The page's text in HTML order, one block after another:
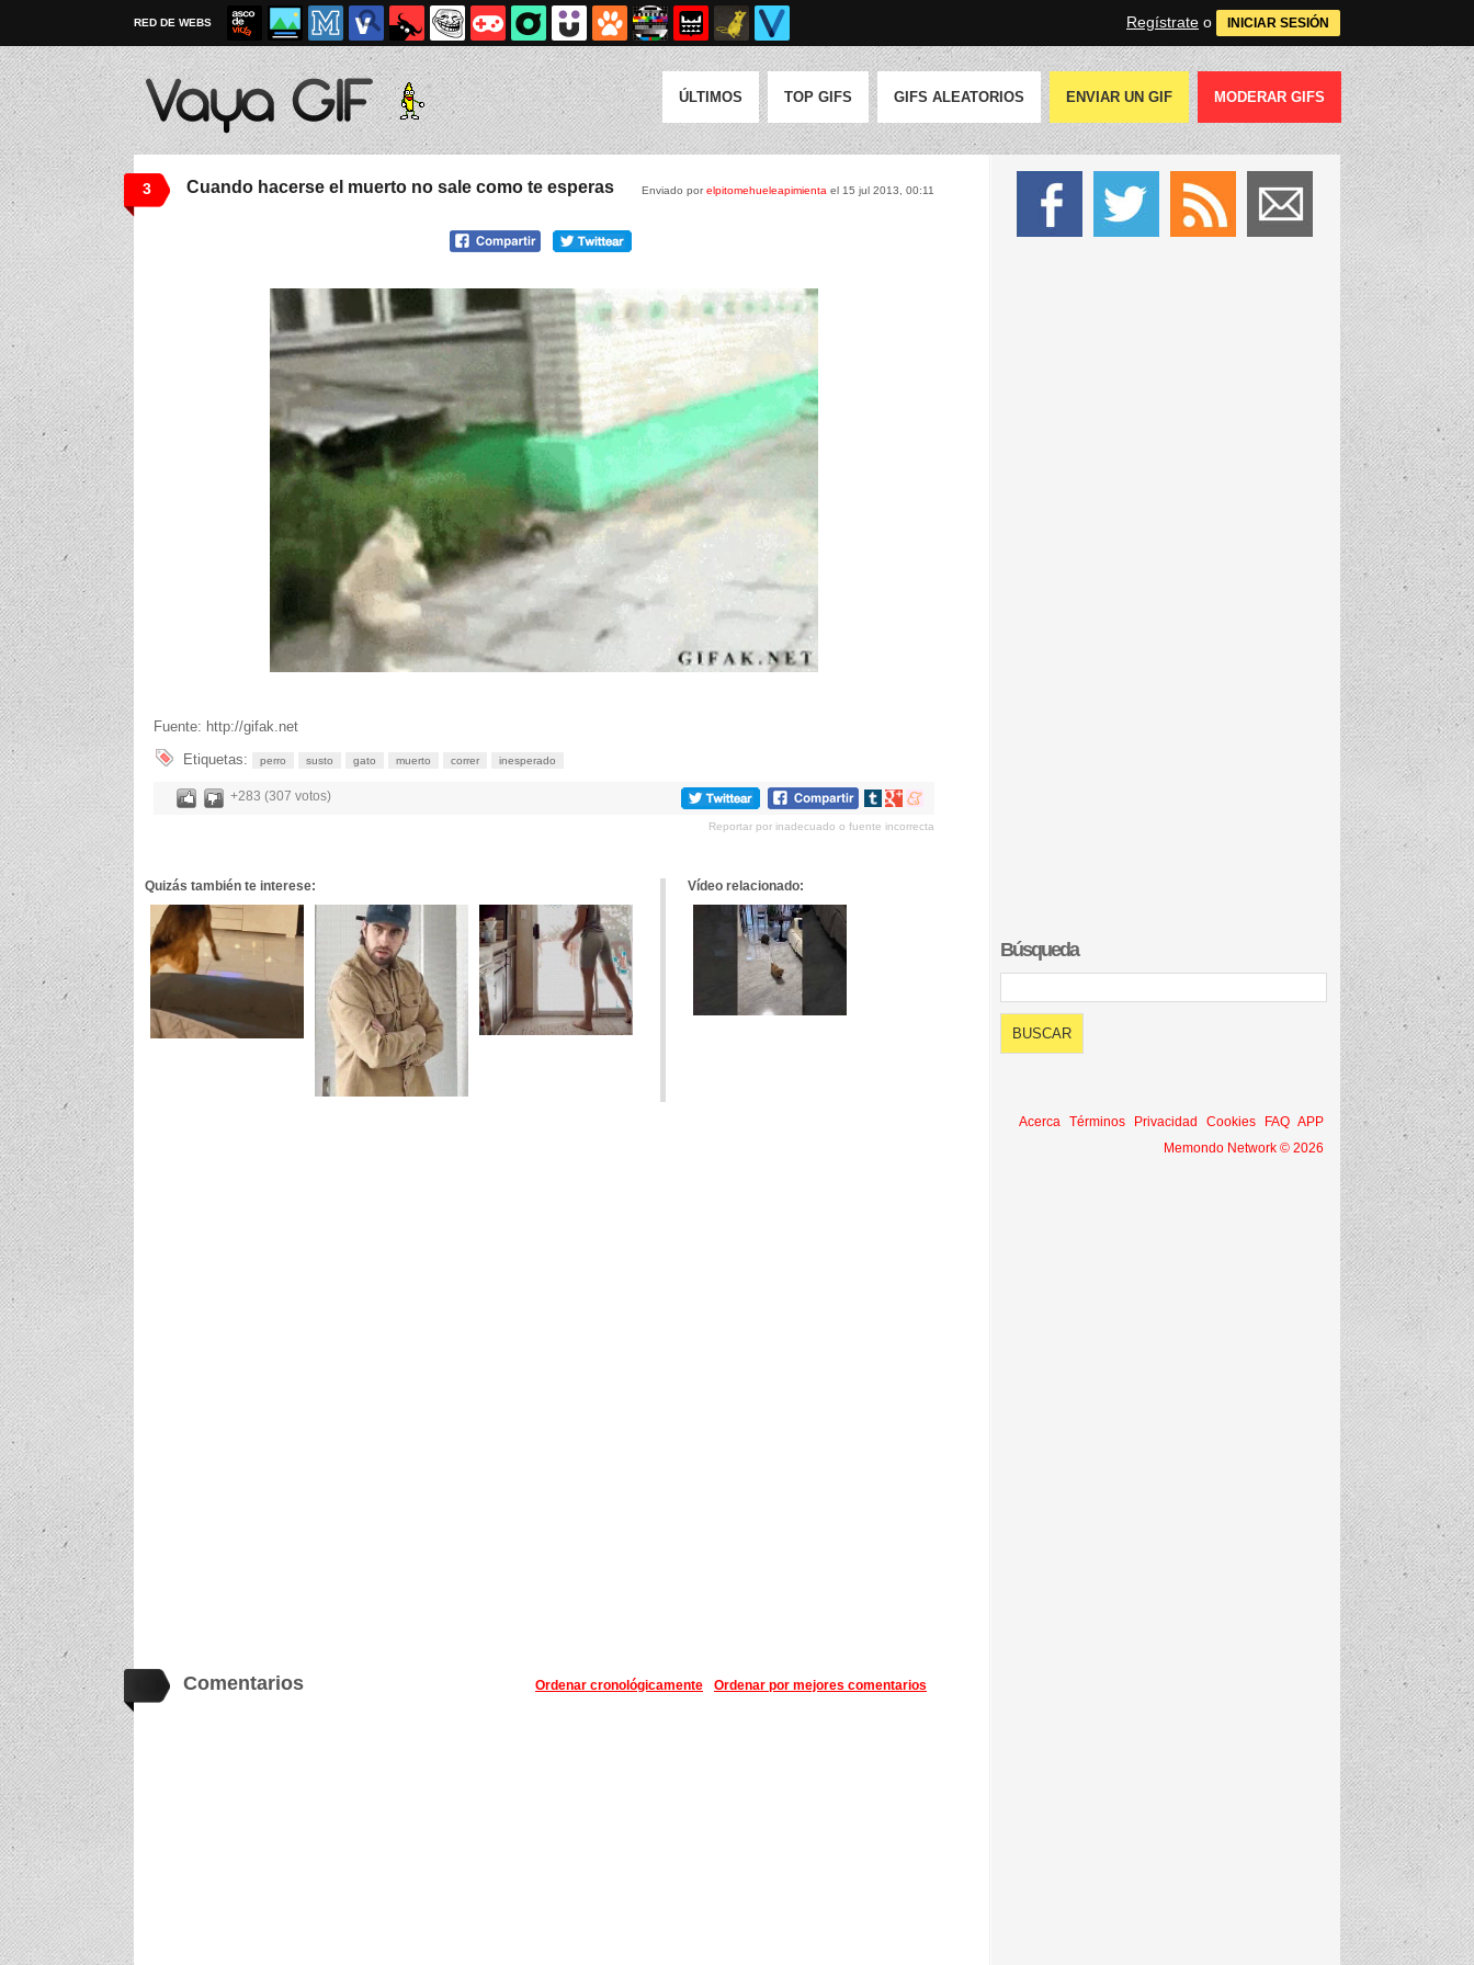
RED DE WEBS Regístrate o INICIAR SESIÓN
ÚLTIMOS TOP GIFS GIFS ALEATORIOS ENVIAR UN GIF MODERAR GIFS
3 Enviado porelpitomehueleapimienta el 15 jul 2013, 00:11
Cuando hacerse el muerto no sale como te esperas
Fuente: http://gifak.net
Etiquetas:
perro susto gato muerto correr inesperado
+283 (307 votos)
Compartir
tumblr
Compartir
Google+
Compartir
meneame
Reportar por inadecuado o fuente incorrecta
Quizás también te interese: Vídeo relacionado:
Comentarios Ordenar por mejores comentarios
Ordenar cronológicamente
Búsqueda
Acerca Términos Privacidad Cookies FAQ APP
Memondo Network © 2026